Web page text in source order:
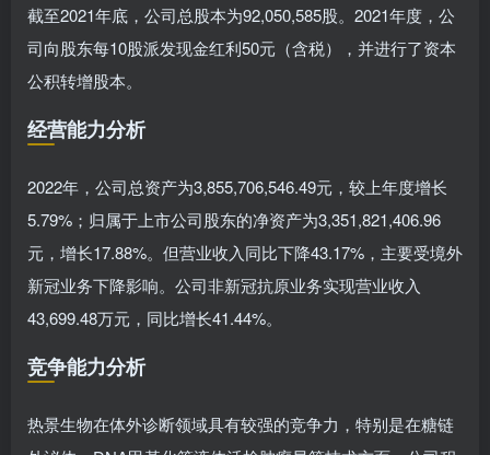
截至2021年底，公司总股本为92,050,585股。2021年度，公
司向股东每10股派发现金红利50元（含税），并进行了资本
公积转增股本。
经营能力分析
2022年，公司总资产为3,855,706,546.49元，较上年度增长
5.79%；归属于上市公司股东的净资产为3,351,821,406.96
元，增长17.88%。但营业收入同比下降43.17%，主要受境外
新冠业务下降影响。公司非新冠抗原业务实现营业收入
43,699.48万元，同比增长41.44%。
竞争能力分析
热景生物在体外诊断领域具有较强的竞争力，特别是在糖链